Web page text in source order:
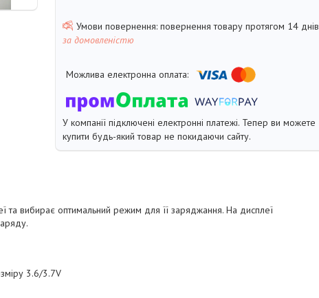
повернення товару протягом 14 днів
за домовленістю
У компанії підключені електронні платежі. Тепер ви можете
купити будь-який товар не покидаючи сайту.
та вибирає оптимальний режим для її заряджання. На дисплеї
3.6/3.7V